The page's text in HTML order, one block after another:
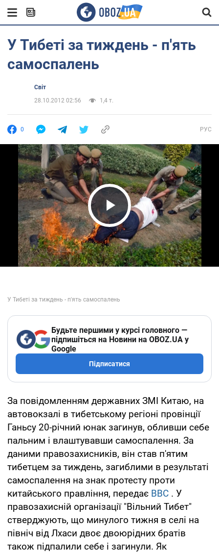
У Тибеті за тиждень - п'ять
самоспалень
Світ
28.10.2012 02:56
1,4 т.
0 РУС
Play Video
Будьте першими у курсі головного —
підпишіться на Новини на OBOZ.UA у
Google
Підписатися
За повідомленням державних ЗМІ Китаю, на
автовокзалі в тибетському регіоні провінції
Ганьсу 20-річний юнак загинув, обливши себе
пальним і влаштувавши самоспалення. За
даними правозахисників, він став п'ятим
тибетцем за тиждень, загиблими в результаті
самоспалення на знак протесту проти
китайського правління, передає ВВС . У
правозахисній організації "Вільний Тибет"
стверджують, що минулого тижня в селі на
північ від Лхаси двоє двоюрідних братів
також підпалили себе і загинули. Як